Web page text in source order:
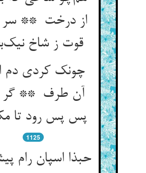
از درخت ** سر
قوت ز شاخ نیک‌بخت
چونک کردی دم
آن طرف ** گر
1125
حبذا اسپان رام